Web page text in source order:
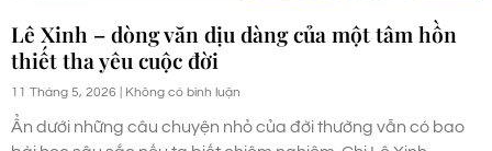
Lê Xinh – dòng văn dịu dàng của một tâm hồn
thiết tha yêu cuộc đời
11 Tháng 5, 2026 Không có bình luận
Ẩn dưới những câu chuyện nhỏ của đời thường vẫn có bao